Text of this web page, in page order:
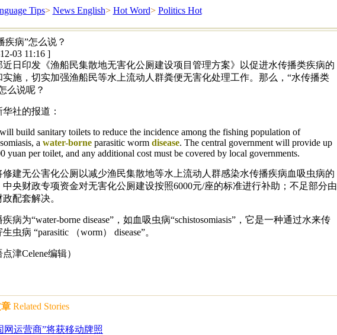
Tips> News English> Hot Word> Politics Hot
疾病”怎么说？
03 11:16 ]
近日印发《渔船民集散地无害化公厕建设项目管理方案》以促进水传播类疾病的
实施，切实加强渔船民等水上流动人群粪便无害化处理工作。那么，“水传播类
么说呢？
社的报道：
build sanitary toilets to reduce the incidence among the fishing population of
a water-borneparasitic worm disease. The central government will provide up
yuan per toilet, and any additional cost must be covered by local governments.
修建无公害化公厕以减少渔民集散地等水上流动人群感染水传播疾病血吸虫病的
中央财政专项资金对无害化公厕建设按照6000元/座的标准进行补助；不足部分由
配套解决。
病为“water-borne disease”，如血吸虫病“schistosomiasis”，它是一种通过水来传
虫病 “parasitic （worm） disease”。
点津Celene编辑）
Related Stories
网运营商”将获移动牌照